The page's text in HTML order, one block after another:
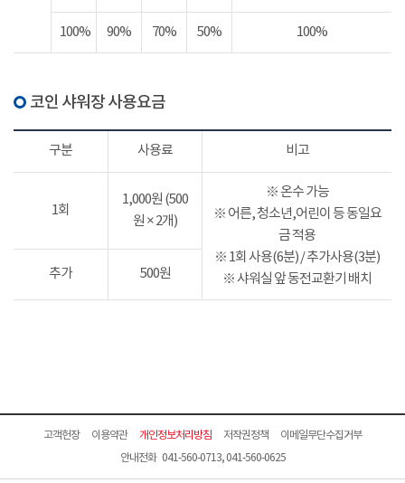
100% 90% 70% 50% 100%
코인 샤워장 사용요금
구분 사용료 비고
1회
1,000원 (500
원 × 2개)
※ 온수 가능
※ 어른, 청소년,어린이 등 동일요
금 적용
※ 1회 사용(6분) / 추가사용(3분)
※ 샤워실 앞 동전교환기 배치
추가 500원
고객헌장 이용약관 개인정보처리방침 저작권정책
이메일무단수집거부
안내전화 041-560-0713, 041-560-0625